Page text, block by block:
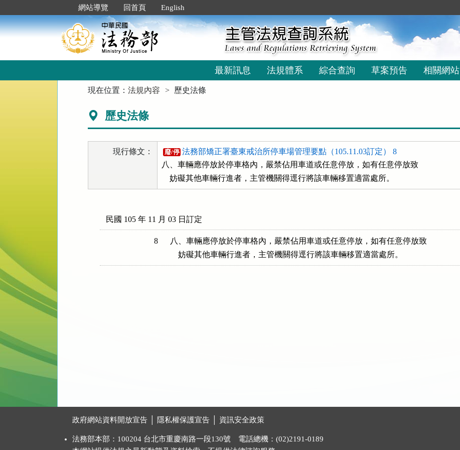
到
主
要
網站導覽 回首頁 English
最新訊息 法規體系 綜合查詢 草案預告 相關網站
現在位置：法規內容 歷史法條
歷史法條
現行條文： 廢/停 法務部矯正署臺東戒治所停車場管理要點（105.11.03訂定） 8
八、車輛應停放於停車格內，嚴禁佔用車道或任意停放，如有任意停放致
    妨礙其他車輛行進者，主管機關得逕行將該車輛移置適當處所。
民國 105 年 11 月 03 日訂定
8
八、車輛應停放於停車格內，嚴禁佔用車道或任意停放，如有任意停放致
    妨礙其他車輛行進者，主管機關得逕行將該車輛移置適當處所。
政府網站資料開放宣告 隱私權保護宣告 資訊安全政策
法務部本部：100204 台北市重慶南路一段130號 電話總機：(02)2191-0189